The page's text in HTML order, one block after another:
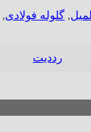
, گلوله فولادی,
رددیت